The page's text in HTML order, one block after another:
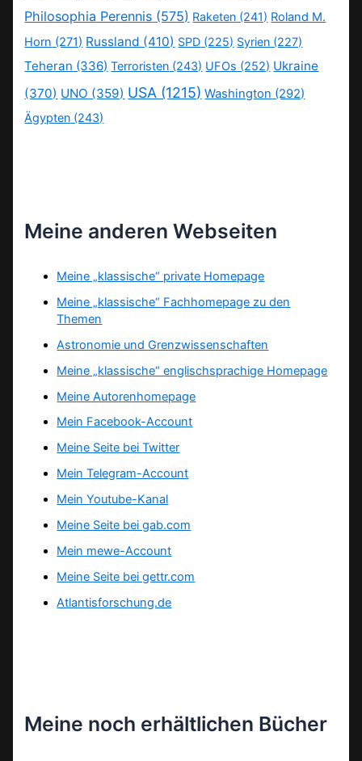
Philosophia Perennis (575) Raketen (241) Roland M.
Horn (271) Russland (410) SPD (225) Syrien (227)
Teheran (336) Terroristen (243) UFOs (252) Ukraine
(370) UNO (359) USA (1215) Washington (292)
Ägypten (243)
Meine anderen Webseiten
Meine „klassische“ private Homepage
Meine „klassische“ Fachhomepage zu den
Themen
Astronomie und Grenzwissenschaften
Meine „klassische“ englischsprachige Homepage
Meine Autorenhomepage
Mein Facebook-Account
Meine Seite bei Twitter
Mein Telegram-Account
Mein Youtube-Kanal
Meine Seite bei gab.com
Mein mewe-Account
Meine Seite bei gettr.com
Atlantisforschung.de
Meine noch erhältlichen Bücher